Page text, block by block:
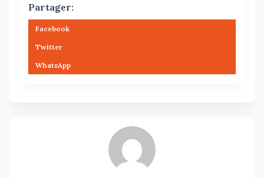
Partager:
Facebook
Twitter
WhatsApp